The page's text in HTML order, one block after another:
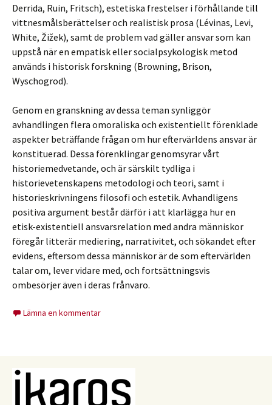
Derrida, Ruin, Fritsch), estetiska frestelser i förhållande till
vittnesmålsberättelser och realistisk prosa (Lévinas, Levi,
White, Žižek), samt de problem vad gäller ansvar som kan
uppstå när en empatisk eller socialpsykologisk metod
används i historisk forskning (Browning, Brison,
Wyschogrod).
Genom en granskning av dessa teman synliggör
avhandlingen flera omoraliska och existentiellt förenklade
aspekter beträffande frågan om hur eftervärldens ansvar är
konstituerad. Dessa förenklingar genomsyrar vårt
historiemedvetande, och är särskilt tydliga i
historievetenskapens metodologi och teori, samt i
historieskrivningens filosofi och estetik. Avhandligens
positiva argument består därför i att klarlägga hur en
etisk-existentiell ansvarsrelation med andra människor
föregår litterär mediering, narrativitet, och sökandet efter
evidens, eftersom dessa människor är de som eftervärlden
talar om, lever vidare med, och fortsättningsvis
ombesörjer även i deras frånvaro.
Lämna en kommentar